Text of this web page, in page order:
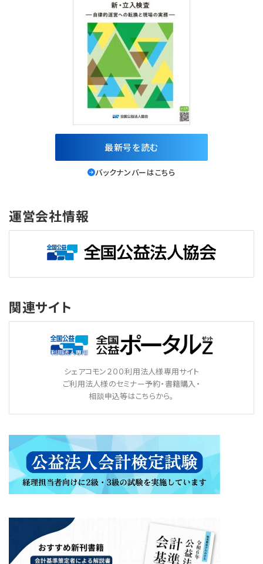
最新号を読む
バックナンバーはこちら
運営会社情報
関連サイト
シェアコモン２００利用法人様専用サイト
ご利用法人様のセミナー予約・書籍購入・
相談申込等はこちらから。